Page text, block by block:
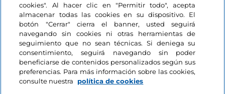
cookies". Al hacer clic en "Permitir todo", acepta
almacenar todas las cookies en su dispositivo. El
botón "Cerrar" cierra el banner, usted seguirá
navegando sin cookies ni otras herramientas de
seguimiento que no sean técnicas. Si deniega su
consentimiento, seguirá navegando sin poder
beneficiarse de contenidos personalizados según sus
preferencias. Para más información sobre las cookies,
consulte nuestra
política de cookies